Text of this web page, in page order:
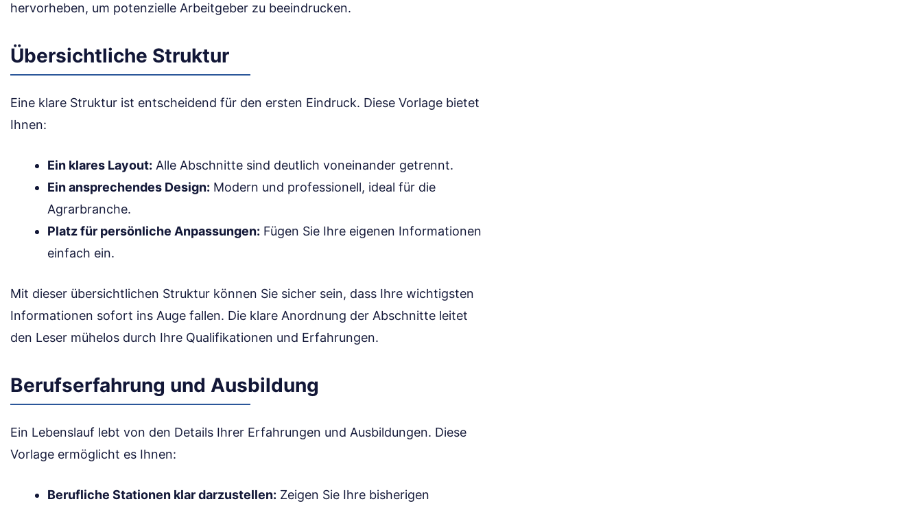
hervorheben, um potenzielle Arbeitgeber zu beeindrucken.
Übersichtliche Struktur
Eine klare Struktur ist entscheidend für den ersten Eindruck. Diese Vorlage bietet
Ihnen:
Ein klares Layout: Alle Abschnitte sind deutlich voneinander getrennt.
Ein ansprechendes Design: Modern und professionell, ideal für die
Agrarbranche.
Platz für persönliche Anpassungen: Fügen Sie Ihre eigenen Informationen
einfach ein.
Mit dieser übersichtlichen Struktur können Sie sicher sein, dass Ihre wichtigsten
Informationen sofort ins Auge fallen. Die klare Anordnung der Abschnitte leitet
den Leser mühelos durch Ihre Qualifikationen und Erfahrungen.
Berufserfahrung und Ausbildung
Ein Lebenslauf lebt von den Details Ihrer Erfahrungen und Ausbildungen. Diese
Vorlage ermöglicht es Ihnen:
Berufliche Stationen klar darzustellen: Zeigen Sie Ihre bisherigen